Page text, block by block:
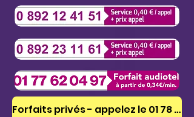
Forfaits privés - appelez le 01 78 41 53 51